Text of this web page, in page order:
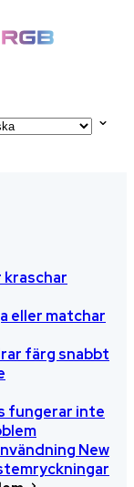
kraschar
eller matchar
färg snabbt
fungerar inte
New